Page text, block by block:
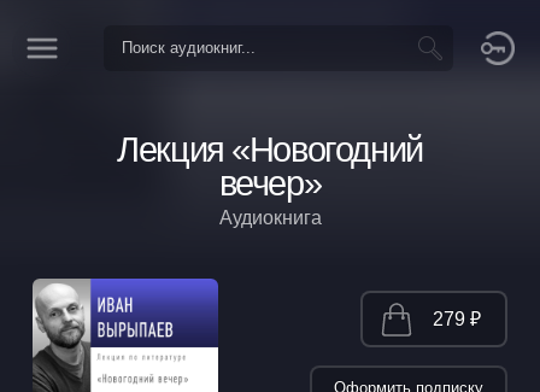
Лекция «Новогодний
вечер»
Аудиокнига
279 ₽
Оформить подписку